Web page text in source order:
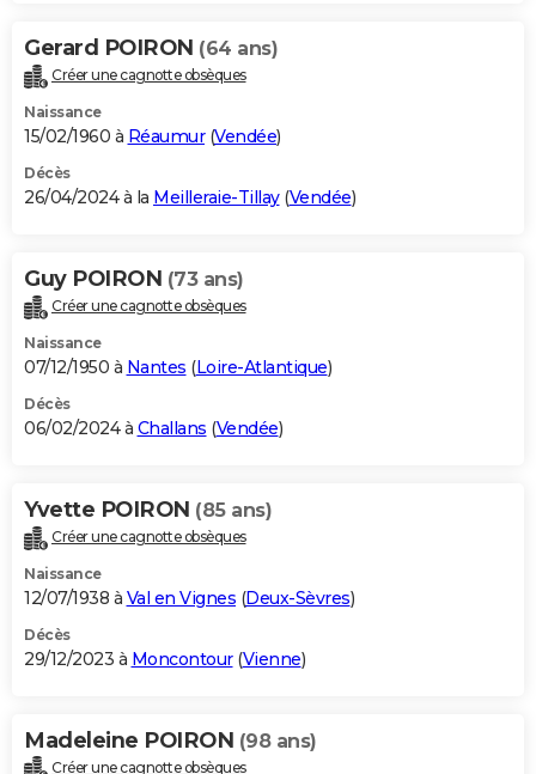
Gerard POIRON (64 ans)
Créer une cagnotte obsèques
Naissance
15/02/1960 à Réaumur(Vendée)
Décès
26/04/2024 à la Meilleraie-Tillay(Vendée)
Guy POIRON (73 ans)
Créer une cagnotte obsèques
Naissance
07/12/1950 à Nantes (Loire-Atlantique)
Décès
06/02/2024 à Challans (Vendée)
Yvette POIRON (85 ans)
Créer une cagnotte obsèques
Naissance
12/07/1938 à Val en Vignes (Deux-Sèvres)
Décès
29/12/2023 à Moncontour(Vienne)
Madeleine POIRON (98 ans)
Créer une cagnotte obsèques